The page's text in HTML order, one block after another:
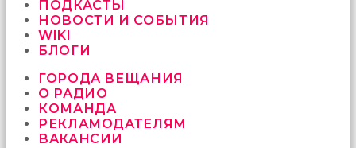
kocalar
güzel
karıları
öttürüyor
sex
hikayeleri
ПОДКАСТЫ
НОВОСТИ И СОБЫТИЯ
WIKI
БЛОГИ
ГОРОДА ВЕЩАНИЯ
О РАДИО
КОМАНДА
РЕКЛАМОДАТЕЛЯМ
ВАКАНСИИ